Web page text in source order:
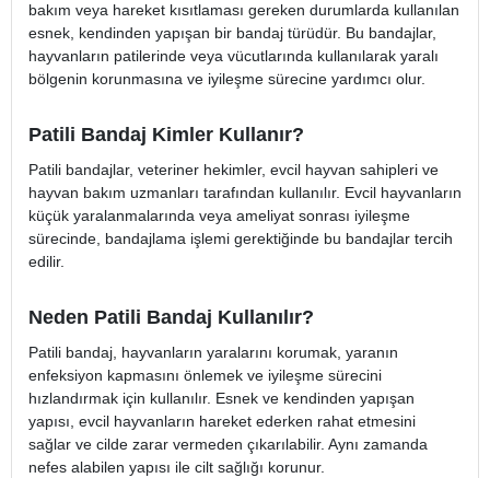
bakım veya hareket kısıtlaması gereken durumlarda kullanılan
esnek, kendinden yapışan bir bandaj türüdür. Bu bandajlar,
hayvanların patilerinde veya vücutlarında kullanılarak yaralı
bölgenin korunmasına ve iyileşme sürecine yardımcı olur.
Patili Bandaj Kimler Kullanır?
Patili bandajlar, veteriner hekimler, evcil hayvan sahipleri ve
hayvan bakım uzmanları tarafından kullanılır. Evcil hayvanların
küçük yaralanmalarında veya ameliyat sonrası iyileşme
sürecinde, bandajlama işlemi gerektiğinde bu bandajlar tercih
edilir.
Neden Patili Bandaj Kullanılır?
Patili bandaj, hayvanların yaralarını korumak, yaranın
enfeksiyon kapmasını önlemek ve iyileşme sürecini
hızlandırmak için kullanılır. Esnek ve kendinden yapışan
yapısı, evcil hayvanların hareket ederken rahat etmesini
sağlar ve cilde zarar vermeden çıkarılabilir. Aynı zamanda
nefes alabilen yapısı ile cilt sağlığı korunur.